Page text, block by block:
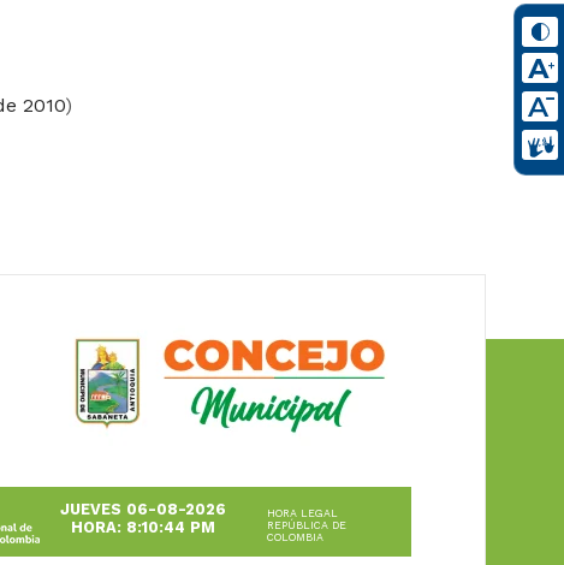
2010)
JUEVES 06-08-2026
HORA: 8:10:44 PM
HORA LEGAL
REPÚBLICA DE
COLOMBIA